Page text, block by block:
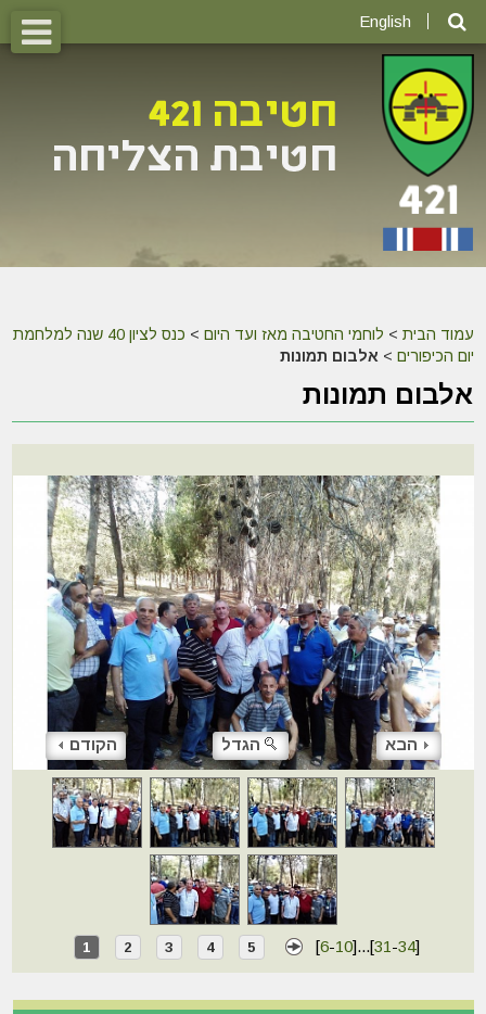
English
עמוד הבית > לוחמי החטיבה מאז ועד היום >
כנס לציון 40 שנה למלחמת
יום הכיפורים > אלבום תמונות
אלבום תמונות
הקודם הגדל הבא
1 2 3 4 5 [6-10]...[31 -34]